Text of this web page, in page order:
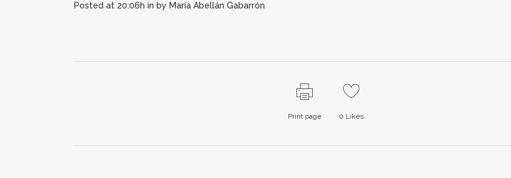
Posted at 20:06h in by María Abellán Gabarrón
Print page 0 Likes